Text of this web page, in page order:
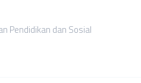
Pendidikan dan Sosial